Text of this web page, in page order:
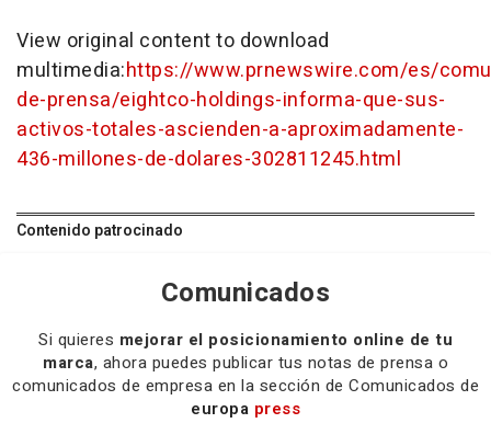
View original content to download
multimedia:https://www.prnewswire.com/es/
de-prensa/eightco-holdings-informa-que-sus-
activos-totales-ascienden-a-aproximadamente-
436-millones-de-dolares-302811245.html
Contenido patrocinado
Comunicados
Si quieres mejorar el posicionamiento online de tu
marca, ahora puedes publicar tus notas de prensa o
comunicados de empresa en la sección de Comunicados de
europa press